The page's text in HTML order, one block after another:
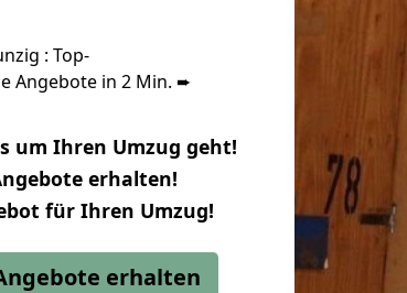
: Top-
Angebote in 2 Min. ➨
um Ihren Umzug geht!
erhalten!
für Ihren Umzug!
erhalten